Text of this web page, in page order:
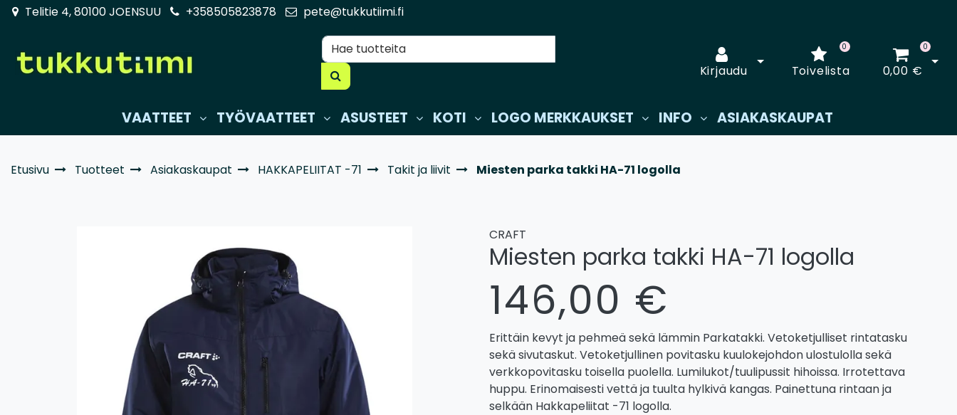
Siirry pääsisältöön
Telitie 4, 80100 JOENSUU +358505823878 pete@tukkutiimi.fi
Kirjaudu
Avaa kirjautuminen
Toivelista
0 0
0,00 €
VAATTEET TYÖVAATTEET ASUSTEET KOTI LOGO MERKKAUKSET INFO ASIAKASKAUPAT
Etusivu Tuotteet Asiakaskaupat HAKKAPELIITAT -71 Takit ja liivit Miesten parka takki HA-71 logolla
CRAFT
Miesten parka takki HA-71 logolla
146,00 €
Erittäin kevyt ja pehmeä sekä lämmin Parkatakki. Vetoketjulliset rintatasku
sekä sivutaskut. Vetoketjullinen povitasku kuulokejohdon ulostulolla sekä
verkkopovitasku toisella puolella. Lumilukot/tuulipussit hihoissa. Irrotettava
huppu. Erinomaisesti vettä ja tuulta hylkivä kangas. Painettuna rintaan ja
selkään Hakkapeliitat -71 logolla.